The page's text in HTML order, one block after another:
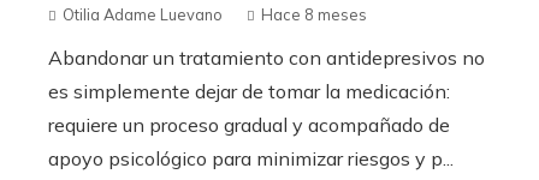
Otilia Adame Luevano Hace 8 meses
Abandonar un tratamiento con antidepresivos no
es simplemente dejar de tomar la medicación:
requiere un proceso gradual y acompañado de
apoyo psicológico para minimizar riesgos y p...